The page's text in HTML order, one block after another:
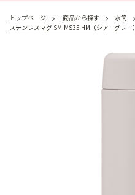
トップページ 商品から探す 水筒
ステンレスマグ SM-MS35 HM（シアーグレー）